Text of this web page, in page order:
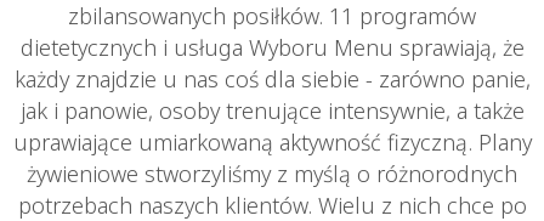
zbilansowanych posiłków. 11 programów
dietetycznych i usługa Wyboru Menu sprawiają, że
każdy znajdzie u nas coś dla siebie - zarówno panie,
jak i panowie, osoby trenujące intensywnie, a także
uprawiające umiarkowaną aktywność fizyczną. Plany
żywieniowe stworzyliśmy z myślą o różnorodnych
potrzebach naszych klientów. Wielu z nich chce po